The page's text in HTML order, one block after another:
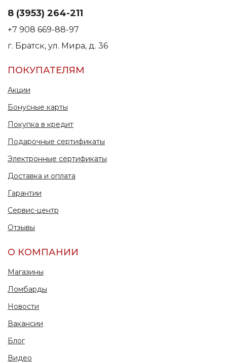
8 (3953) 264-211
+7 908 669-88-97
г. Братск, ул. Мира, д. 36
ПОКУПАТЕЛЯМ
Акции
Бонусные карты
Покупка в кредит
Подарочные сертификаты
Электронные сертификаты
Доставка и оплата
Гарантии
Сервис-центр
Отзывы
О КОМПАНИИ
Магазины
Ломбарды
Новости
Вакансии
Блог
Видео